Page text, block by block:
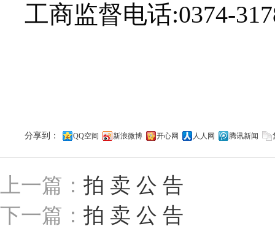
工商监督电话:0374-
分享到： QQ空间 新浪微博 开心网 人人网 腾讯新闻
上一篇： 拍 卖 公 告
下一篇： 拍 卖 公 告